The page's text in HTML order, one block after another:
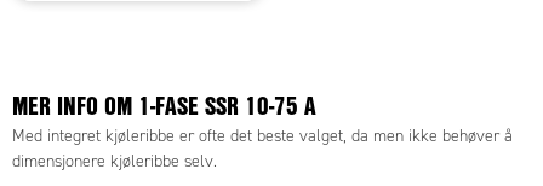
MER INFO OM 1-FASE SSR 10-75 A
Med integret kjøleribbe er ofte det beste valget, da men ikke behøver å
dimensjonere kjøleribbe selv.